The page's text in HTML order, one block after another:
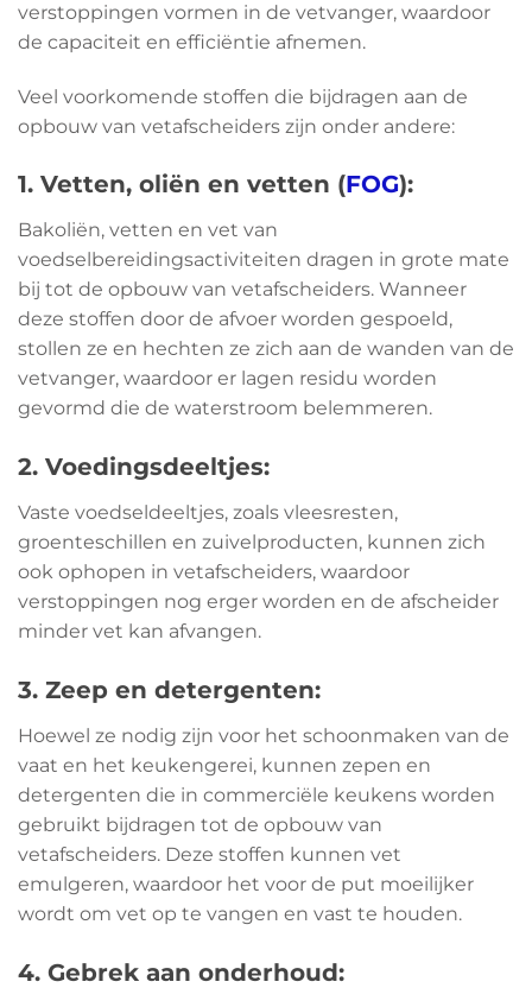
verstoppingen vormen in de vetvanger, waardoor
de capaciteit en efficiëntie afnemen.
Veel voorkomende stoffen die bijdragen aan de
opbouw van vetafscheiders zijn onder andere:
1. Vetten, oliën en vetten (FOG):
Bakoliën, vetten en vet van
voedselbereidingsactiviteiten dragen in grote mate
bij tot de opbouw van vetafscheiders. Wanneer
deze stoffen door de afvoer worden gespoeld,
stollen ze en hechten ze zich aan de wanden van de
vetvanger, waardoor er lagen residu worden
gevormd die de waterstroom belemmeren.
2. Voedingsdeeltjes:
Vaste voedseldeeltjes, zoals vleesresten,
groenteschillen en zuivelproducten, kunnen zich
ook ophopen in vetafscheiders, waardoor
verstoppingen nog erger worden en de afscheider
minder vet kan afvangen.
3. Zeep en detergenten:
Hoewel ze nodig zijn voor het schoonmaken van de
vaat en het keukengerei, kunnen zepen en
detergenten die in commerciële keukens worden
gebruikt bijdragen tot de opbouw van
vetafscheiders. Deze stoffen kunnen vet
emulgeren, waardoor het voor de put moeilijker
wordt om vet op te vangen en vast te houden.
4. Gebrek aan onderhoud: